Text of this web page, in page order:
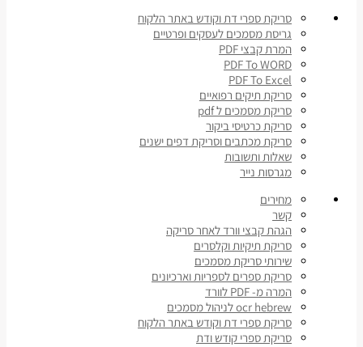
סריקת ספרי דת וקודש באתר הלקוח
גריסת מסמכים לעסקים ופרטיים
המרת קבצי PDF
PDF To WORD
PDF To Excel
סריקת תיקים רפואיים
סריקת מסמכים ל pdf
סריקת כרטיסי ביקור
סריקת מכתבים וסריקת דפים ישנים
שאלות ותשובות
מגרסות נייר
מחירים
קשר
הגהת קבצי וורד לאחר סריקה
סריקת תיקיות וקלסרים
שירותי סריקת מסמכים
סריקת ספרים לספריות וארכיונים
המרה מ- PDF לוורד
ocr hebrew לניהול מסמכים
סריקת ספרי דת וקודש באתר הלקוח
סריקת ספרי קודש ודת